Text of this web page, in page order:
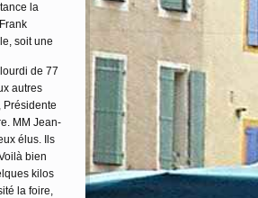
la
soit une
de 77
autres
Présidente
MM Jean-
élus. Ils
bien
kilos
la foire,